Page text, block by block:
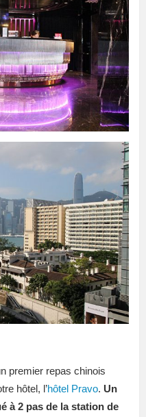
premier repas chinois
hôtel, l’hôtel Pravo. Un
à 2 pas de la station de